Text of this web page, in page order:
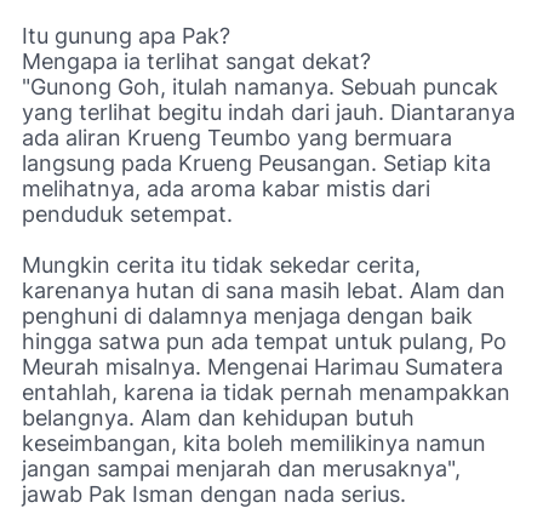
Itu gunung apa Pak?
Mengapa ia terlihat sangat dekat?
"Gunong Goh, itulah namanya. Sebuah puncak
yang terlihat begitu indah dari jauh. Diantaranya
ada aliran Krueng Teumbo yang bermuara
langsung pada Krueng Peusangan. Setiap kita
melihatnya, ada aroma kabar mistis dari
penduduk setempat.
Mungkin cerita itu tidak sekedar cerita,
karenanya hutan di sana masih lebat. Alam dan
penghuni di dalamnya menjaga dengan baik
hingga satwa pun ada tempat untuk pulang, Po
Meurah misalnya. Mengenai Harimau Sumatera
entahlah, karena ia tidak pernah menampakkan
belangnya. Alam dan kehidupan butuh
keseimbangan, kita boleh memilikinya namun
jangan sampai menjarah dan merusaknya",
jawab Pak Isman dengan nada serius.